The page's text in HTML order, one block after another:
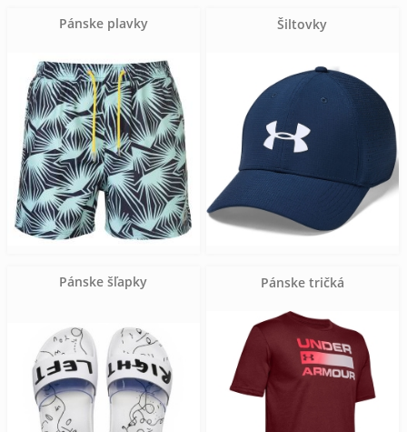
Pánske plavky Šiltovky
Pánske šľapky Pánske tričká